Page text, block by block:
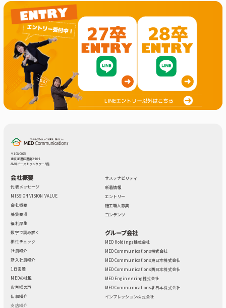
〒108-0075
東京都港区港南2-16-1
品川イーストワンタワー 5階
会社概要
代表メッセージ
MISSION VISION VALUE
会社概要
募集要項
福利厚生
数字で読み解く
相性チェック
社員紹介
新入社員紹介
1日密着
MEDの社風
お客様の声
仕事紹介
支店紹介
サステナビリティ
新着情報
エントリー
施工職人募集
コンテンツ
グループ会社
MED Holdings株式会社
MED Communications株式会社
MED Communications東日本株式会社
MED Communications西日本株式会社
MED Engineering株式会社
MED Communications北日本株式会社
インプレッション株式会社